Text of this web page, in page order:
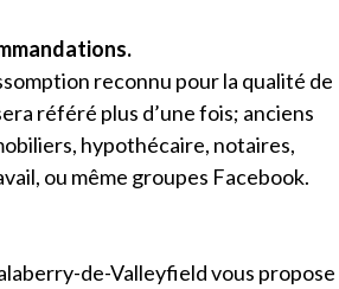
reconnu pour la qualité de
référé plus d’une fois; anciens
hypothécaire, notaires,
ou même groupes Facebook.
de-Valleyfield vous propose